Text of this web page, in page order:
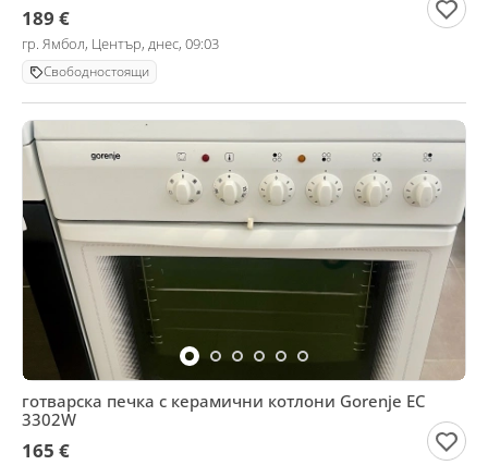
189 €
гр. Ямбол, Център, днес, 09:03
Свободностоящи
готварска печка с керамични котлони Gorenje EC
3302W
165 €